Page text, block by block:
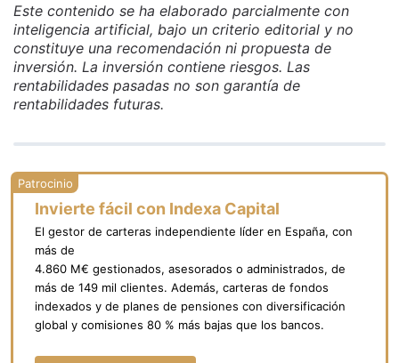
Este contenido se ha elaborado parcialmente con
inteligencia artificial, bajo un criterio editorial y no
constituye una recomendación ni propuesta de
inversión. La inversión contiene riesgos. Las
rentabilidades pasadas no son garantía de
rentabilidades futuras.
Invierte fácil con Indexa Capital
El gestor de carteras independiente líder en España, con
más de
4.860 M€ gestionados, asesorados o administrados, de
más de 149 mil clientes. Además, carteras de fondos
indexados y de planes de pensiones con diversificación
global y comisiones 80 % más bajas que los bancos.